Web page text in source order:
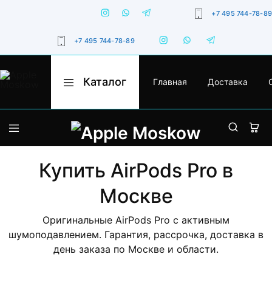
+7 495 744-78-89
+7 495 744-78-89
Оригинальная
гарантией,
доставкой
по
Каталог
iPhone
iMac
Главная Доставка
Купить AirPods Pro в
Москве
Оригинальные AirPods Pro с активным
шумоподавлением. Гарантия, рассрочка, доставка в
день заказа по Москве и области.